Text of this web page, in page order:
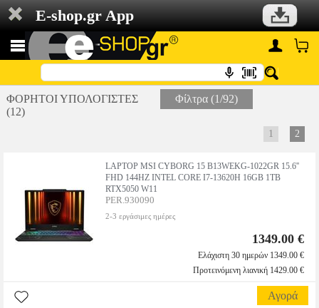
E-shop.gr App
ΦΟΡΗΤΟΙ ΥΠΟΛΟΓΙΣΤΕΣ
(12)
Φίλτρα (1/92)
1 2
LAPTOP MSI CYBORG 15 B13WEKG-1022GR 15.6''
FHD 144HZ INTEL CORE I7-13620H 16GB 1TB
RTX5050 W11
PER.930090
2-3 εργάσιμες ημέρες
1349.00 €
Ελάχιστη 30 ημερών 1349.00 €
Προτεινόμενη λιανική 1429.00 €
Αγορά